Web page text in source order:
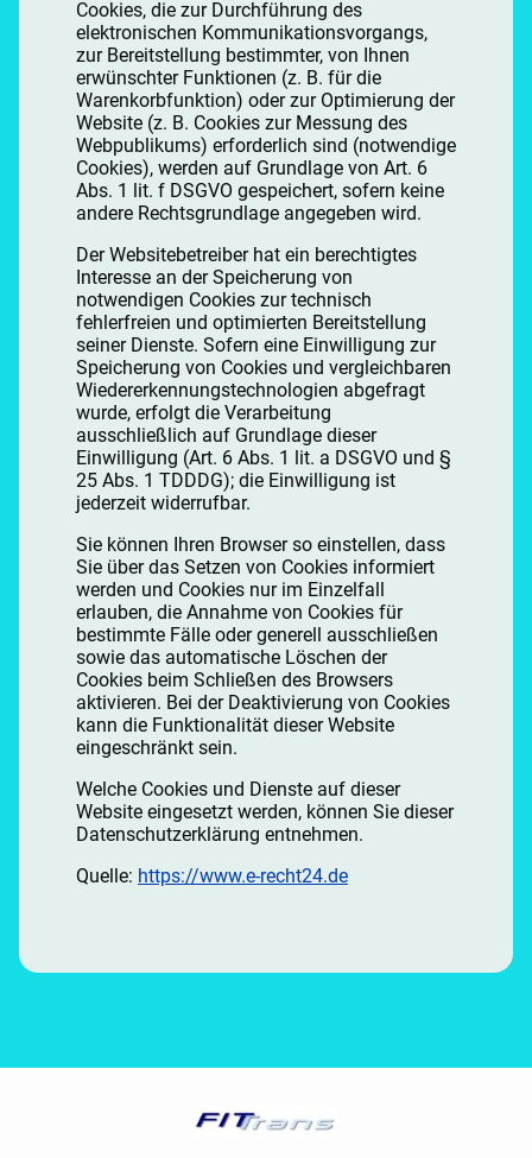
Cookies, die zur Durchführung des
elektronischen Kommunikationsvorgangs,
zur Bereitstellung bestimmter, von Ihnen
erwünschter Funktionen (z. B. für die
Warenkorbfunktion) oder zur Optimierung der
Website (z. B. Cookies zur Messung des
Webpublikums) erforderlich sind (notwendige
Cookies), werden auf Grundlage von Art. 6
Abs. 1 lit. f DSGVO gespeichert, sofern keine
andere Rechtsgrundlage angegeben wird.
Der Websitebetreiber hat ein berechtigtes
Interesse an der Speicherung von
notwendigen Cookies zur technisch
fehlerfreien und optimierten Bereitstellung
seiner Dienste. Sofern eine Einwilligung zur
Speicherung von Cookies und vergleichbaren
Wiedererkennungstechnologien abgefragt
wurde, erfolgt die Verarbeitung
ausschließlich auf Grundlage dieser
Einwilligung (Art. 6 Abs. 1 lit. a DSGVO und §
25 Abs. 1 TDDDG); die Einwilligung ist
jederzeit widerrufbar.
Sie können Ihren Browser so einstellen, dass
Sie über das Setzen von Cookies informiert
werden und Cookies nur im Einzelfall
erlauben, die Annahme von Cookies für
bestimmte Fälle oder generell ausschließen
sowie das automatische Löschen der
Cookies beim Schließen des Browsers
aktivieren. Bei der Deaktivierung von Cookies
kann die Funktionalität dieser Website
eingeschränkt sein.
Welche Cookies und Dienste auf dieser
Website eingesetzt werden, können Sie dieser
Datenschutzerklärung entnehmen.
Quelle: https://www.e-recht24.de